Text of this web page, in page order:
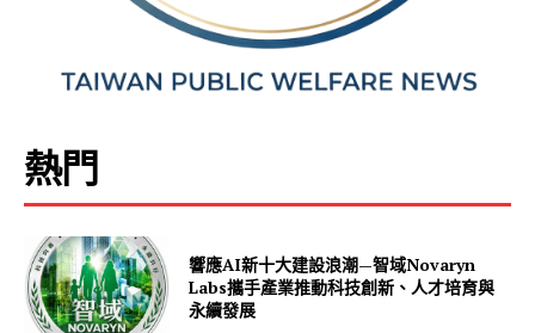
熱門
響應AI新十大建設浪潮—智域Novaryn
Labs攜手產業推動科技創新、人才培育與
永續發展